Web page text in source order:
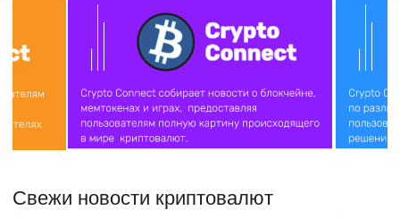
Свежи новости криптовалют